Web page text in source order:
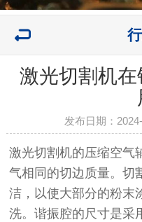
激光切割机
发布日期：
激光切割机的压缩空气
气相同的切边质量。切
洁，以使大部分的粉末
洗。谐振腔的尺寸是采